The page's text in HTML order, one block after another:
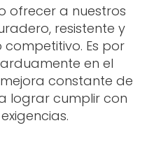
ofrecer a nuestros
resistente y
Es por
en el
constante de
lograr cumplir con